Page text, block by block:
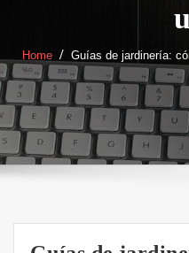
Home Guías de jardinería: